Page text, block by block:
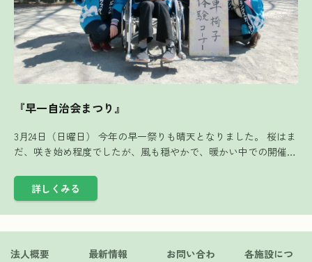
『早一自治会まつり』
3月24日（日曜日） 今年の早一祭りも晴天となりました。 桜はま
だ、咲き始め程度でしたが、風も穏やかで、暖かい中での開催…
詳しくみる
法人概要 最新情報
お問い合わ
各施設につ